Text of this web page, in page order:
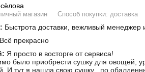
магазин Способ покупки: доставка
Быстрота доставки, вежливый менеджер
Всё прекрасно
Я просто в восторге от сервиса!
было приобрести сушку для овощей,
И тут я нашла свою сушку , по